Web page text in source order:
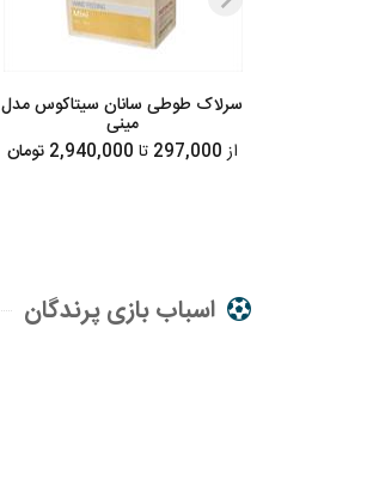
سرلاک طوطی سانان سیتاکوس مدل
مینی
از
تا
اسباب بازی پرندگان